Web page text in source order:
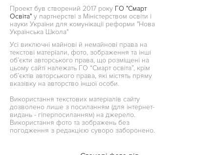
Проект був створений 2017 року ГО "Смарт
Освіта" у партнерстві з Міністерством освіти і
науки України для комунікації реформи "Нова
Українська Школа"
Усі виключні майнові й немайнові права на
текстові матеріали, фото, зображення та інші
об’єкти авторського права, що розміщені на
цьому сайті належать ГО “Смарт освіта”, крім
об’єктів авторського права, які містять пряму
вказівку на авторство іншої особи.
Використання текстових матеріалів сайту
дозволено лише з посиланням (для інтернет-
видань - гіперпосиланням) на джерело.
Використання фото та зображень без
погодження з редакцією суворо заборонено.